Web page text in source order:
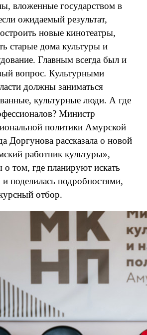
вложенные государством в
ожидаемый результат,
новые кинотеатры,
старые дома культуры и
Главным всегда был и
вопрос. Культурными
должны заниматься
культурные люди. А где
Министр
политики Амурской
Доргунова рассказала о новой
работник культуры»,
о том, где планируют искать
и поделилась подробностями,
отбор.